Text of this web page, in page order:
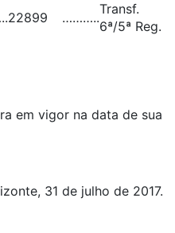
22899 ………..
Transf.
6ª/5ª Reg.
em vigor na data de sua
31 de julho de 2017.